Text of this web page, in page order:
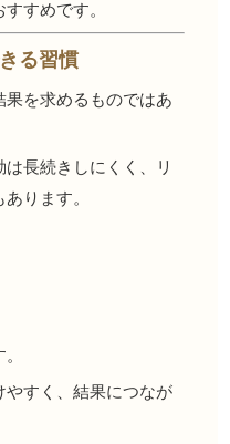
すめです。
る習慣
を求めるものではあ
長続きしにくく、リ
ります。
やすく、結果につなが